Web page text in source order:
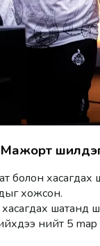
болон
хожсон.
нийт 5